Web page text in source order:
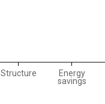
Structure
Energy
savings